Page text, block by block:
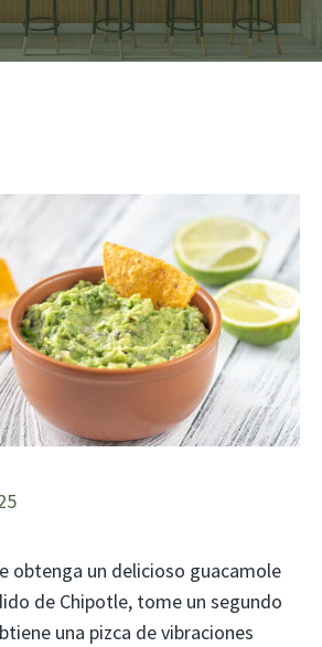
obtenga un delicioso guacamole
de Chipotle, tome un segundo
una pizca de vibraciones